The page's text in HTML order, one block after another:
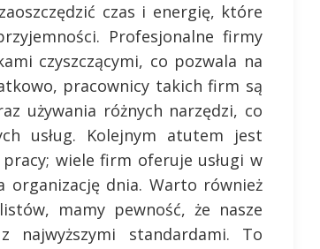
czas i energię, które
Profesjonalne firmy
czyszczącymi, co pozwala na
pracownicy takich firm są
używania różnych narzędzi, co
usług. Kolejnym atutem jest
wiele firm oferuje usługi w
organizację dnia. Warto również
mamy pewność, że nasze
najwyższymi standardami. To